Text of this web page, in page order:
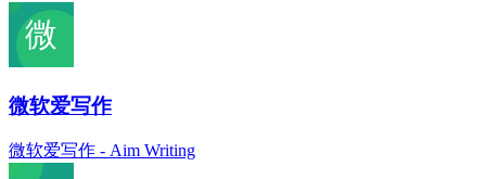
微软爱写作
微软爱写作 - Aim Writing